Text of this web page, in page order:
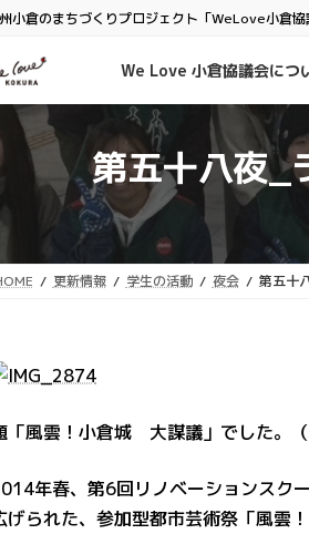
小倉のまちづくりプロジェクト「WeLove小倉協
We Love 小倉協議会につ
第五十八夜_
更新情報 学生の活動 夜会 第五十
「風雲！小倉城 大謀議」でした。
年春、第6回リノベーションスク
げられた、参加型都市芸術祭「風雲